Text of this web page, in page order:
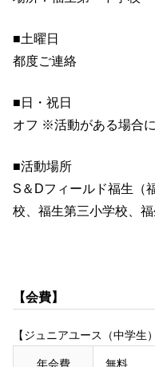
■土曜日
都度ご連絡
■日・祝日
オフ ※活動がある場合
■活動場所
S＆Dフィールド福生（
校、福生第三小学校、
【会費】
【ジュニアユース（中学生）
年会費 無料